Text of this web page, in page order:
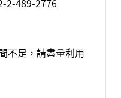
2-489-2776
不足，請盡量利用